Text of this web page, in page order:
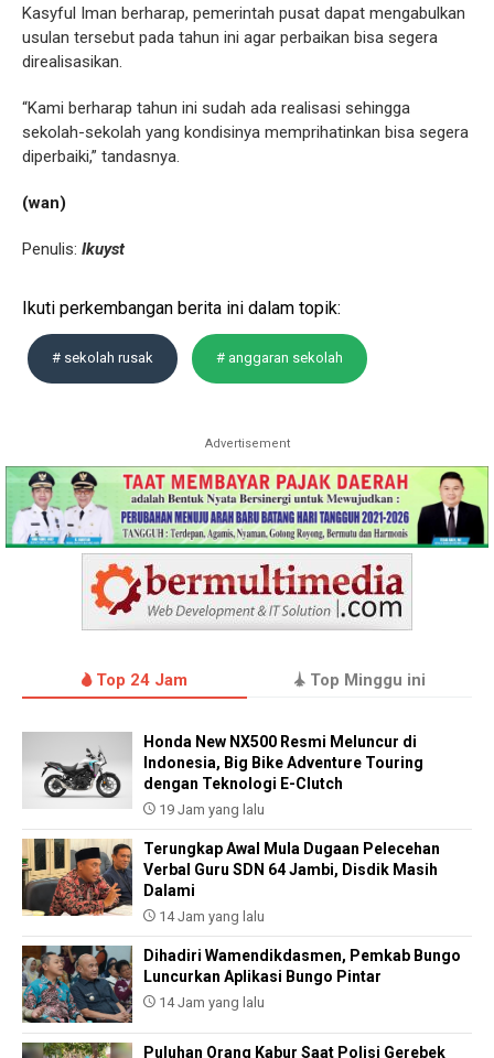
Kasyful Iman berharap, pemerintah pusat dapat mengabulkan
usulan tersebut pada tahun ini agar perbaikan bisa segera
direalisasikan.
“Kami berharap tahun ini sudah ada realisasi sehingga
sekolah-sekolah yang kondisinya memprihatinkan bisa segera
diperbaiki,” tandasnya.
(wan)
Penulis: Ikuyst
Ikuti perkembangan berita ini dalam topik:
# sekolah rusak # anggaran sekolah
Advertisement
Top 24 Jam Top Minggu ini
Honda New NX500 Resmi Meluncur di
Indonesia, Big Bike Adventure Touring
dengan Teknologi E-Clutch
19 Jam yang lalu
Terungkap Awal Mula Dugaan Pelecehan
Verbal Guru SDN 64 Jambi, Disdik Masih
Dalami
14 Jam yang lalu
Dihadiri Wamendikdasmen, Pemkab Bungo
Luncurkan Aplikasi Bungo Pintar
14 Jam yang lalu
Puluhan Orang Kabur Saat Polisi Gerebek